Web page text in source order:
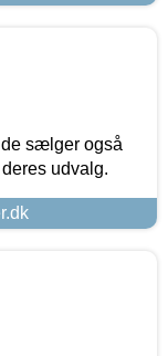
de sælger også
udvalg.